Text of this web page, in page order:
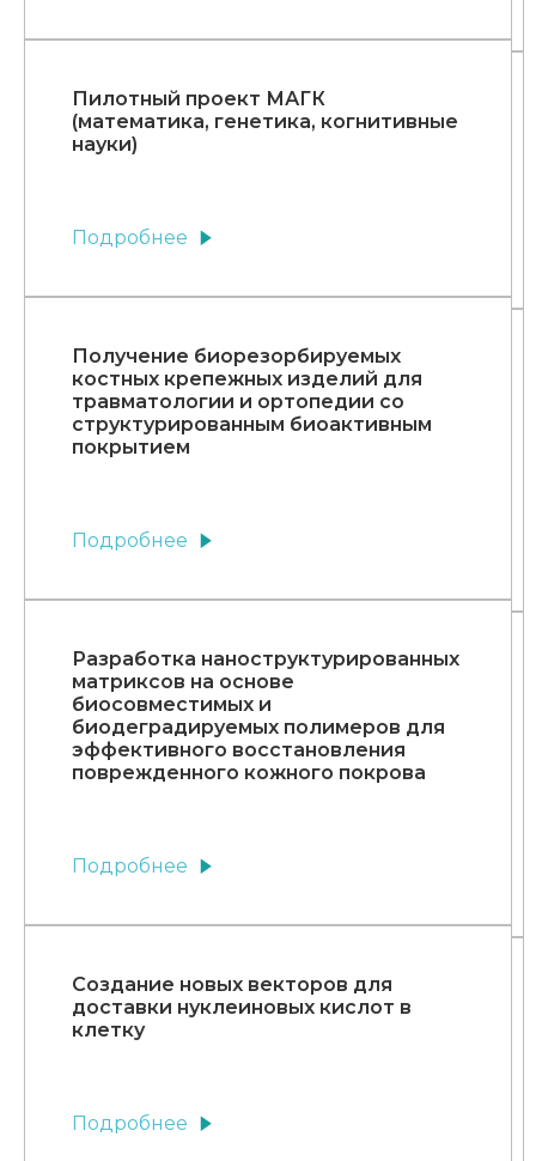
Пилотный проект МАГК
(математика, генетика, когнитивные
науки)
Подробнее
Получение биорезорбируемых
костных крепежных изделий для
травматологии и ортопедии со
структурированным биоактивным
покрытием
Подробнее
Разработка наноструктурированных
матриксов на основе
биосовместимых и
биодеградируемых полимеров для
эффективного восстановления
поврежденного кожного покрова
Подробнее
Создание новых векторов для
доставки нуклеиновых кислот в
клетку
Подробнее